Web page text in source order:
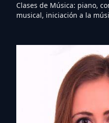
Clases de Música: piano,
musical, iniciación a la